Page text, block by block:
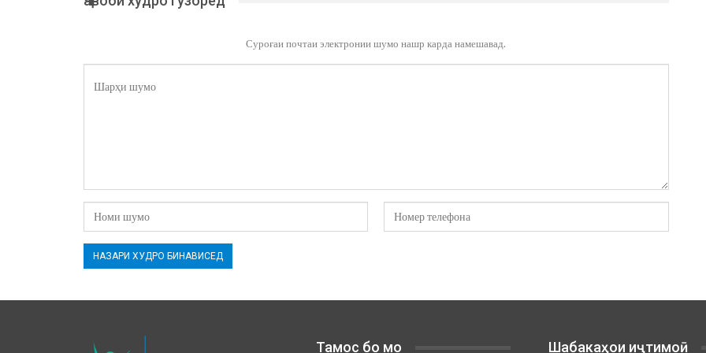
Суроғаи почтаи электронии шумо нашр карда намешавад.
Тамос бо мо Шабакаҳои иҷтимоӣ